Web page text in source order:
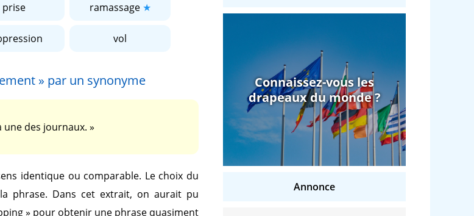
prise ramassage
vol
» par un synonyme
des journaux. »
identique ou comparable. Le choix du
phrase. Dans cet extrait, on aurait pu
» pour obtenir une phrase quasiment
Connaissez-vous les
drapeaux du monde ?
Annonce